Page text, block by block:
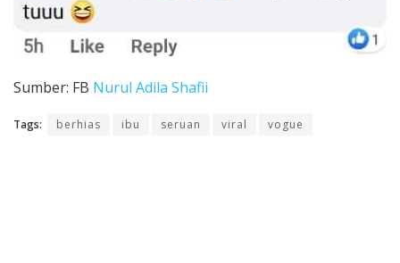
Sumber: FB Nurul Adila Shafii
Tags: berhias ibu seruan viral vogue